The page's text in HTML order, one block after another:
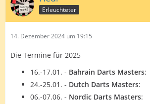
Erleuchteter
14. Dezember 2024 um 19:15
Die Termine für 2025
16.-17.01. - Bahrain Darts Masters:
24.-25.01. - Dutch Darts Masters:
06.-07.06. - Nordic Darts Masters: